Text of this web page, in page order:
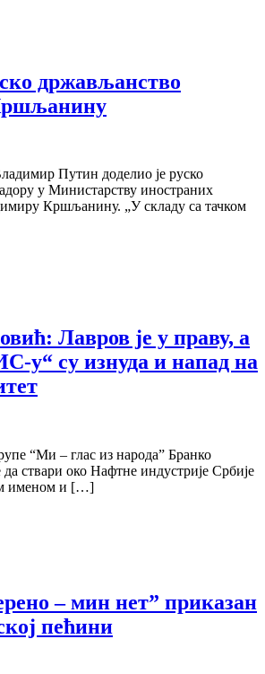
држављанство
Путин доделио је руско
у Министарству иностраних
Кршљанину. „У складу са тачком
Лавров је у праву, а
у“ су изнуда и напад на
“Ми – глас из народа” Бранко
ствари око Нафтне индустрије Србије
именом и […]
– мин нет” приказан
пећини